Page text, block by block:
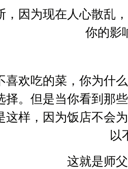
，因为现在人心散乱
你的影
喜欢吃的菜，你为什
择。但是当你看到那
这样，因为饭店不会
以
这就是师